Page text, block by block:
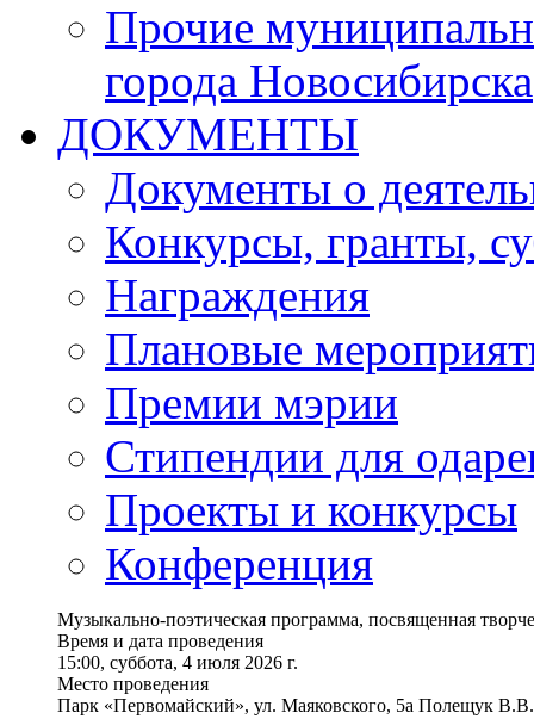
Прочие
города Новосибирска
ДОКУМЕНТЫ
Документы о
Конкурсы, гранты,
Награждения
Плановые
Премии мэрии
Стипендии для
Проекты и конкурсы
Конференция
Музыкально-поэтическая программа, посвященная
Время и дата проведения
15:00, суббота, 4 июля 2026 г.
Место проведения
Парк «Первомайский», ул. Маяковского, 5а Полещук